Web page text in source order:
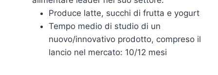
Produce latte, succhi di frutta e yogurt
Tempo medio di studio di un
nuovo/innovativo prodotto, compreso il
lancio nel mercato: 10/12 mesi